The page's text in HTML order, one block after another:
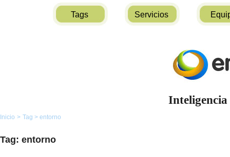
Tags Servicios
Inicio > Tag > entorno
Tag: entorno